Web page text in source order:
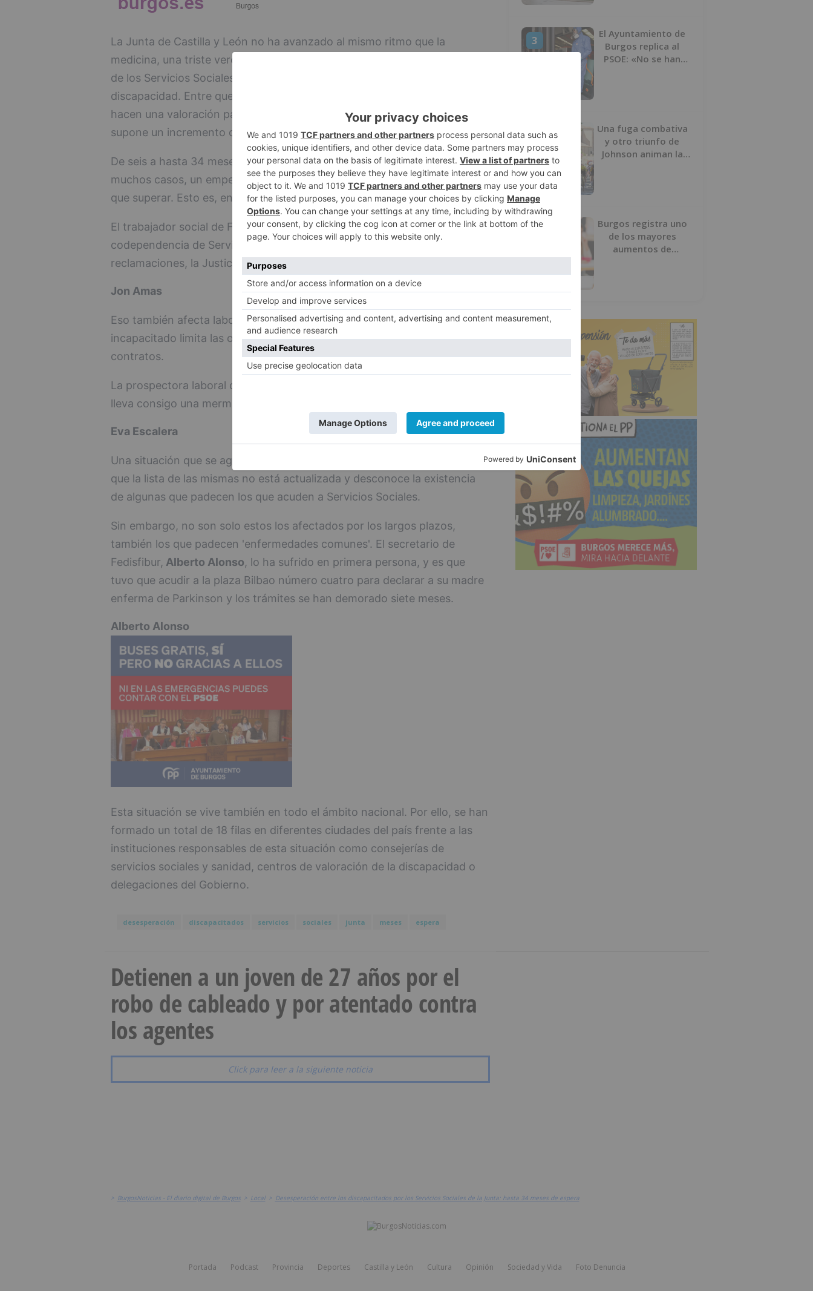
La Junta de Castilla y León no ha avanzado al mismo ritmo que la
medicina, una triste verdad que desespera a los enfermos que dependen
de los Servicios Sociales regionales para la declaración de su
discapacidad. Entre que se presentan los papeles, los registran y luego
hacen una valoración pasa demasiado tiempo. Señalan que esto incluso
supone un incremento de suicidios.
De seis a hasta 34 meses de plazo de espera, que lleva consigo, en
muchos casos, un empeoramiento de su salud y por ende aún más trabas
que superar. Esto es, entre otras cosas, por el baremo desactualizado.
El trabajador social de Fedisfibur,Jon Amas, apunta que la
codependencia de Servicios Sociales con Sanidad y, en caso de
reclamaciones, la Justicia, hacen que los plazos sean excesivos.
Jon Amas
Eso también afecta laboralmente y es que la espera de la declaración de
incapacitado limita las oportunidades de los enfermos y la tipología de los
contratos.
La prospectora laboral de Fedisfibur,
lleva consigo una merma de sus derechos o subvenciones.
Eva Escalera
Una situación que se agrava aún más en casos de enfermedades raras, ya
que la lista de las mismas no está actualizada y desconoce la existencia
de algunas que padecen los que acuden a Servicios Sociales.
Sin embargo, no son solo estos los afectados por los largos plazos,
también los que padecen 'enfermedades comunes'. El secretario de
Fedisfibur, Alberto Alonso, lo ha sufrido en primera persona, y es que
tuvo que acudir a la plaza Bilbao número cuatro para declarar a su madre
enferma de Parkinson y los trámites se han demorado siete meses.
Alberto Alonso
Esta situación se vive también en todo el ámbito nacional. Por ello, se han
formado un total de 18 filas en diferentes ciudades del país frente a las
instituciones responsables de esta situación como consejerías de
servicios sociales y sanidad, centros de valoración de la discapacidad o
delegaciones del Gobierno.
desesperación discapacitados servicios sociales junta meses espera
3
El Ayuntamiento de
Burgos replica al
PSOE: «No se han
4
Una fuga combativa
y otro triunfo de
Johnson animan la
5
Burgos registra uno
de los mayores
aumentos de
Detienen a un joven de 27 años por el
robo de cableado y por atentado contra
los agentes
Click para leer a la siguiente noticia
> BurgosNoticias - El diario digital de Burgos > Local > Desesperación entre los discapacitados por los Servicios Sociales de la Junta: hasta 34 meses de espera
Portada Podcast Provincia Deportes Castilla y León Cultura Opinión Sociedad y Vida Foto Denuncia